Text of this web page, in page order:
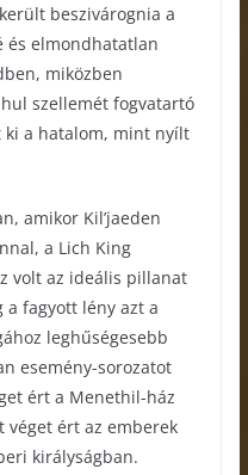
beszivárognia a
és elmondhatatlan
miközben
szellemét fogvatartó
ki a hatalom, mint nyílt
amikor Kil’jaeden
a Lich King
volt az ideális pillanat
a fagyott lény azt a
leghűségesebb
esemény-sorozatot
ért a Menethil-ház
véget ért az emberek
királyságban.